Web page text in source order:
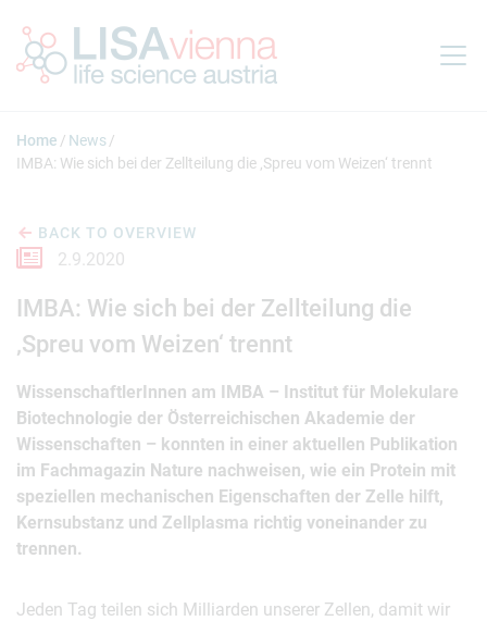
Home
News
IMBA: Wie sich bei der Zellteilung die ‚Spreu vom Weizen‘ trennt
BACK TO OVERVIEW
2.9.2020
IMBA: Wie sich bei der Zellteilung die
‚Spreu vom Weizen‘ trennt
WissenschaftlerInnen am IMBA – Institut für Molekulare
Biotechnologie der Österreichischen Akademie der
Wissenschaften – konnten in einer aktuellen Publikation
im Fachmagazin Nature nachweisen, wie ein Protein mit
speziellen mechanischen Eigenschaften der Zelle hilft,
Kernsubstanz und Zellplasma richtig voneinander zu
trennen.
Jeden Tag teilen sich Milliarden unserer Zellen, damit wir